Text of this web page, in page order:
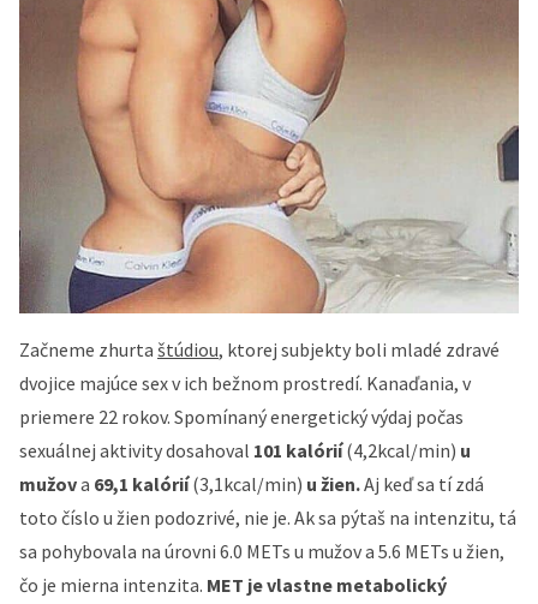
Začneme zhurta štúdiou, ktorej subjekty boli mladé zdravé
dvojice majúce sex v ich bežnom prostredí. Kanaďania, v
priemere 22 rokov. Spomínaný energetický výdaj počas
sexuálnej aktivity dosahoval 101 kalórií(4,2kcal/min) u
mužova 69,1 kalórií(3,1kcal/min) u žien.Aj keď sa tí zdá
toto číslo u žien podozrivé, nie je. Ak sa pýtaš na intenzitu, tá
sa pohybovala na úrovni 6.0 METs u mužov a 5.6 METs u žien,
čo je mierna intenzita. MET je vlastne metabolický